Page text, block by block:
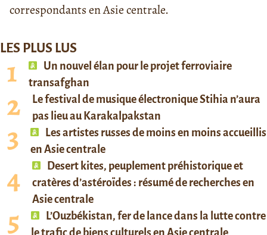
correspondants en Asie centrale.
LES PLUS LUS
Un nouvel élan pour le projet ferroviaire
transafghan
Le festival de musique électronique Stihia n’aura
pas lieu au Karakalpakstan
Les artistes russes de moins en moins accueillis
en Asie centrale
Desert kites, peuplement préhistorique et
cratères d’astéroïdes : résumé de recherches en
Asie centrale
L’Ouzbékistan, fer de lance dans la lutte contre